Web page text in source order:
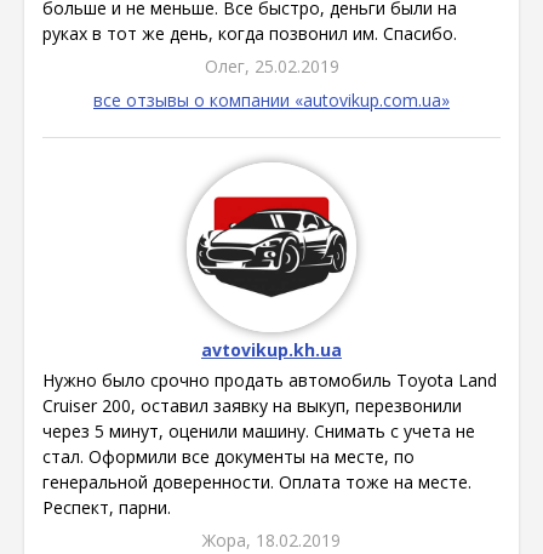
больше и не меньше. Все быстро, деньги были на
руках в тот же день, когда позвонил им. Спасибо.
Олег, 25.02.2019
все отзывы о компании «autovikup.com.ua»
avtovikup.kh.ua
Нужно было срочно продать автомобиль Toyota Land
Cruiser 200, оставил заявку на выкуп, перезвонили
через 5 минут, оценили машину. Снимать с учета не
стал. Оформили все документы на месте, по
генеральной доверенности. Оплата тоже на месте.
Респект, парни.
Жора, 18.02.2019